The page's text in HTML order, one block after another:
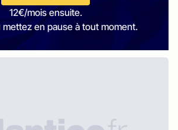
12€/mois ensuite.
en pause à tout moment.